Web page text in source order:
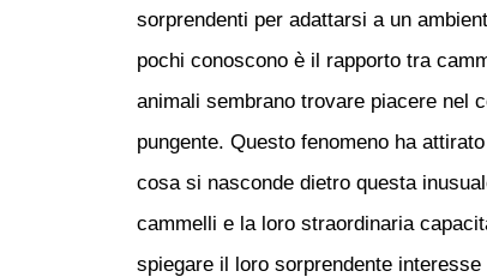
sorprendenti per adattarsi a un
pochi conoscono è il rapporto tra
animali sembrano trovare piacere nel
pungente. Questo fenomeno ha
cosa si nasconde dietro questa
cammelli e la loro straordinaria
spiegare il loro sorprendente interesse